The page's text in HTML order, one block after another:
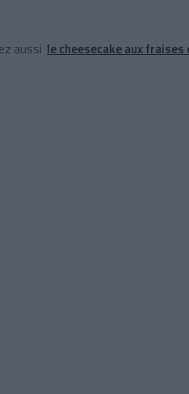
aussi le cheesecake aux